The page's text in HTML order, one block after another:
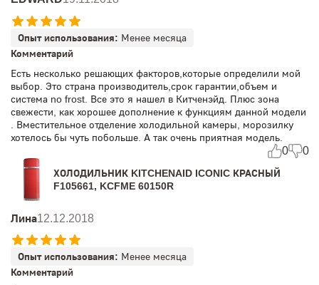
Опыт использования: Менее месяца
Комментарий
Есть несколько решающих факторов,которые определили мой
выбор. Это страна производитель,срок гарантии,объем и
система no frost. Все это я нашел в Китченэйд. Плюс зона
свежести, как хорошее дополнение к функциям данной модели
. Вместительное отделение холодильной камеры, морозилку
хотелось бы чуть побольше. А так очень приятная модель.
0 0
ХОЛОДИЛЬНИК KITCHENAID ICONIC КРАСНЫЙ
F105661, KCFME 60150R
Лина12.12.2018
Опыт использования: Менее месяца
Комментарий